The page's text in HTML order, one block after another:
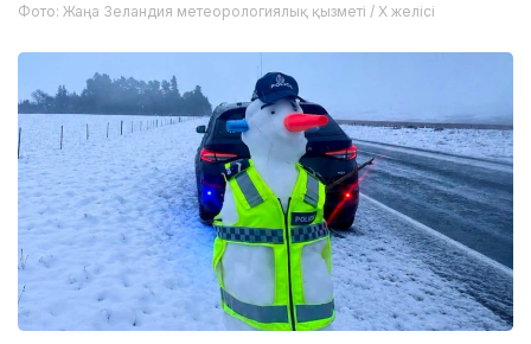
Фото: Жаңа Зеландия метеорологиялық қызметі / X желісі